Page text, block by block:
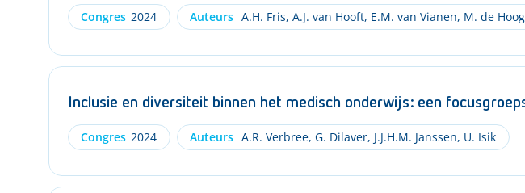
Congres 2024 Auteurs A.H. Fris, A.J. van Hooft, E.M. van Vianen, M. de Hoog
Inclusie en diversiteit binnen het medisch onderwijs: een
Congres 2024 Auteurs A.R. Verbree, G. Dilaver, J.J.H.M. Janssen, U. Isik